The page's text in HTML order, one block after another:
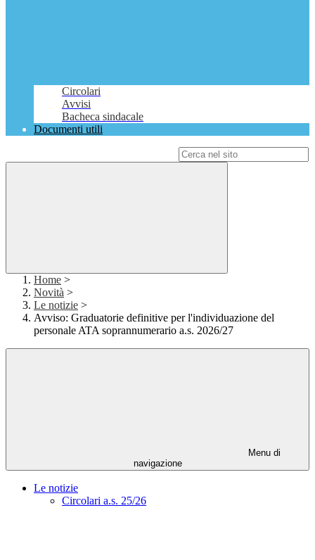
Circolari
Avvisi
Bacheca sindacale
Documenti utili
Home >
Novità >
Le notizie >
Avviso: Graduatorie definitive per l'individuazione del
personale ATA soprannumerario a.s. 2026/27
Menu di
navigazione
Le notizie
Circolari a.s. 25/26